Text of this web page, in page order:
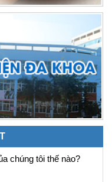
chúng tôi thế nào?